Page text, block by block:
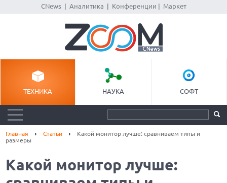
CNews| Аналитика Конференции Маркет
ТЕХНИКА НАУКА СОФТ
Главная Статьи
Какой монитор лучше: сравниваем типы и
размеры
Какой монитор лучше: